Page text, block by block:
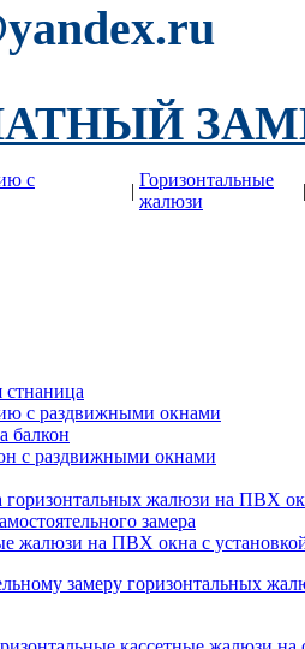
c
|
Горизонтальные
жалюзи
|
c раздвижными окнами
балкон
с раздвижными окнами
горизонтальных жалюзи на ПВХ
замера
жалюзи на ПВХ окна с
замеру горизонтальных